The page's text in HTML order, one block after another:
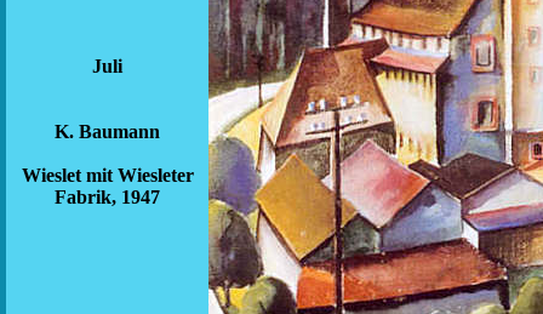
Juli
K. Baumann
Wieslet mit Wiesleter
Fabrik, 1947